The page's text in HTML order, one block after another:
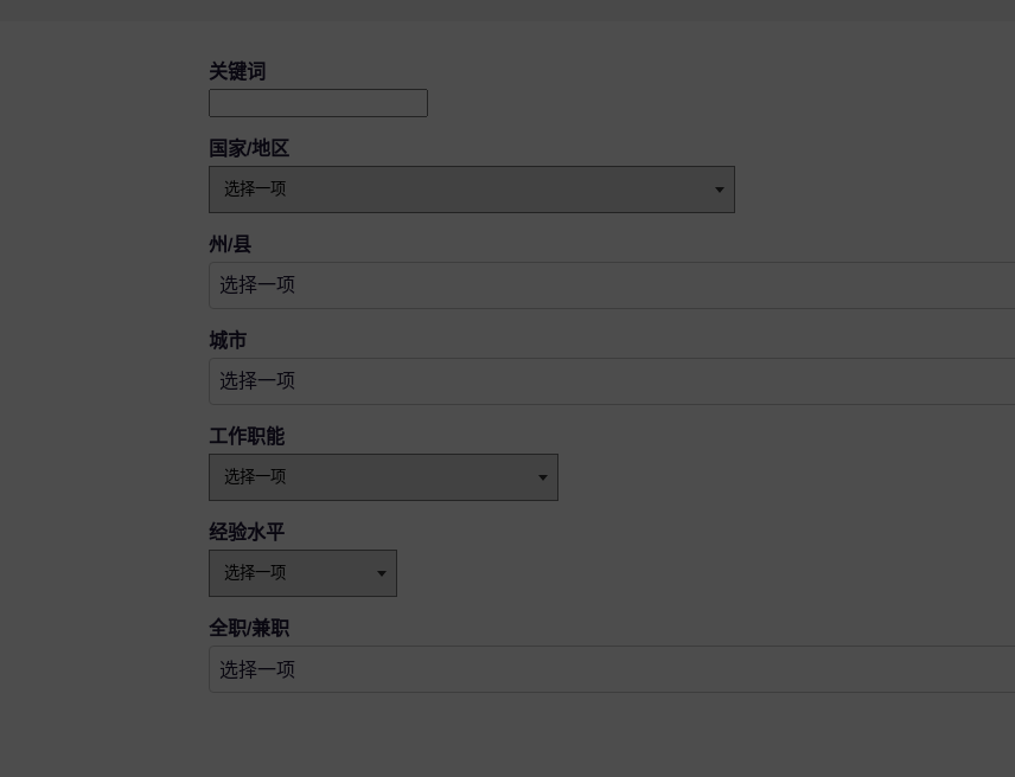
搜索空缺职位
关键词
国家/地区
州/县选择一项
选择一项
城市选择一项
选择一项
工作职能
经验水平
全职/兼职